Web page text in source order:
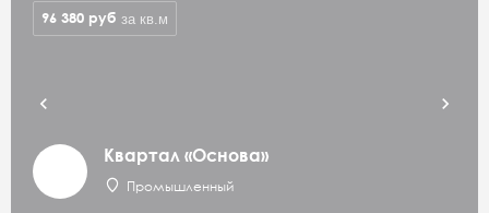
Квартал «Основа»
Промышленный
96 380 руб за кв.м